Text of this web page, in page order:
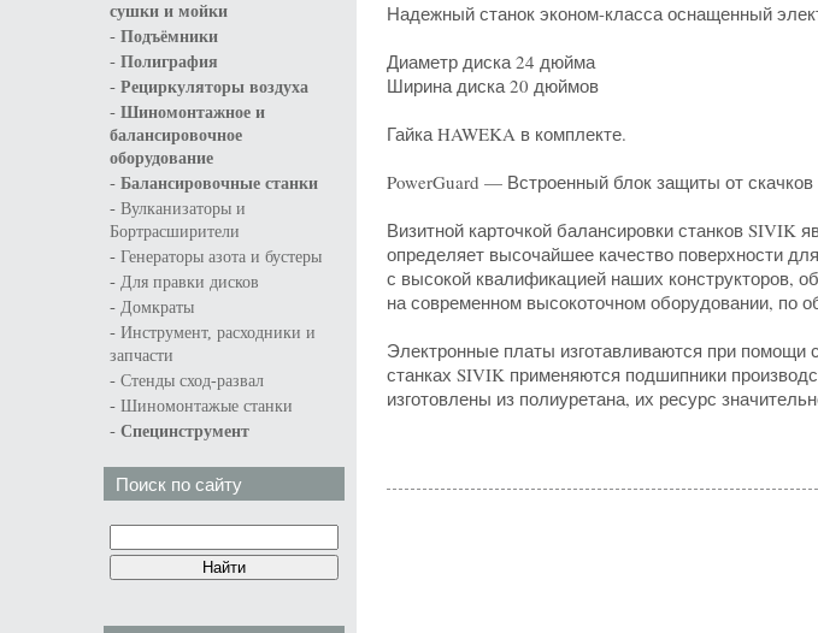
сушки и мойки
- Подъёмники
- Полиграфия
- Рециркуляторы воздуха
- Шиномонтажное и
балансировочное
оборудование
- Балансировочные станки
- Вулканизаторы и
Бортрасширители
- Генераторы азота и бустеры
- Для правки дисков
- Домкраты
- Инструмент, расходники и
запчасти
- Стенды сход-развал
- Шиномонтажые станки
- Специнструмент
Поиск по сайту
Надежный станок эконом-класса оснащенный
Диаметр диска 24 дюйма
Ширина диска 20 дюймов
Гайка HAWEKA в комплекте.
PowerGuard — Встроенный блок защиты от
Визитной карточкой балансировки станков
определяет высочайшее качество поверхности
с высокой квалификацией наших конструкторов,
на современном высокоточном оборудовании, по
Электронные платы изготавливаются при помощи
станках SIVIK применяются подшипники
изготовлены из полиуретана, их ресурс